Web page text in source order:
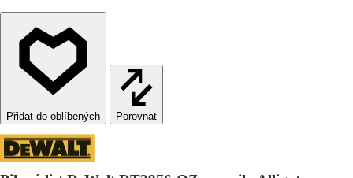
Porovnat